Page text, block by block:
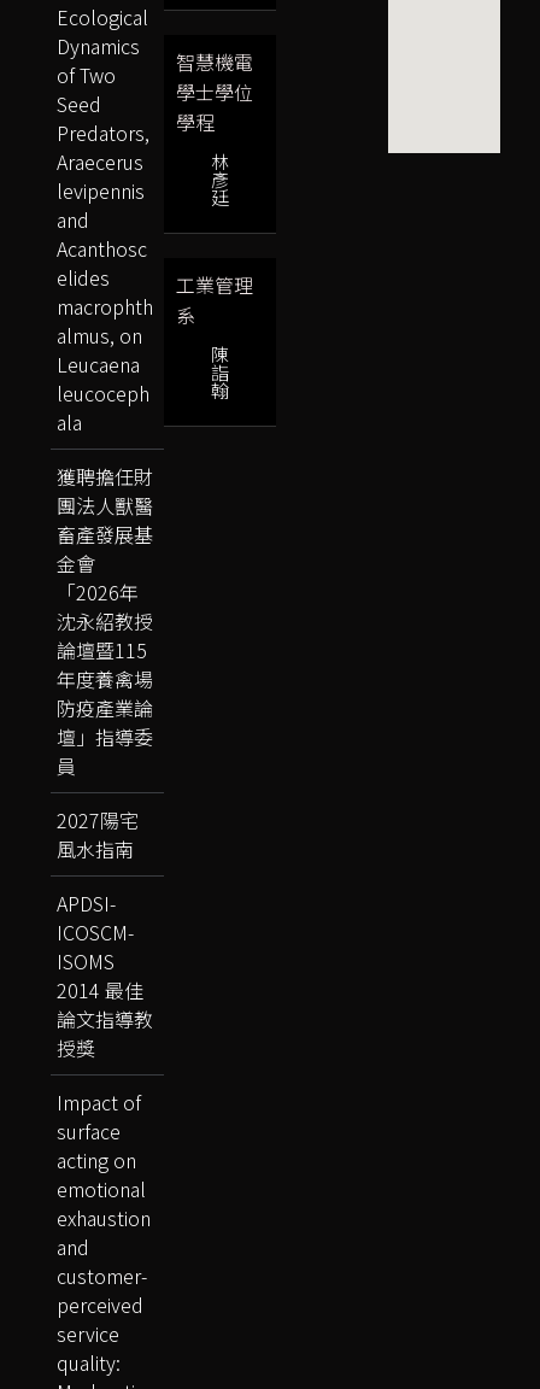
智慧機電
學士學位
學程
林
彥
廷
工業管理
系
陳
詣
翰
Ecological
Dynamics
of Two
Seed
Predators,
Araecerus
levipennis
and
Acanthosc
elides
macrophth
almus, on
Leucaena
leucoceph
ala
獲聘擔任財
團法人獸醫
畜產發展基
金會
「2026年
沈永紹教授
論壇暨115
年度養禽場
防疫產業論
壇」指導委
員
2027陽宅
風水指南
APDSI-
ICOSCM-
ISOMS
2014 最佳
論文指導教
授獎
Impact of
surface
acting on
emotional
exhaustion
and
customer-
perceived
service
quality: